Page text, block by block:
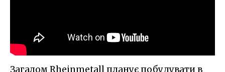
Загалом Rheinmetall планує побудувати в